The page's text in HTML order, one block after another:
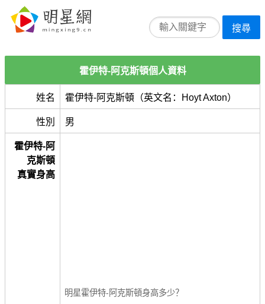
搜尋
霍伊特-阿克斯頓個人資料
姓名 霍伊特-阿克斯頓（英文名：Hoyt Axton）
性別 男
霍伊特-阿
克斯頓
真實身高
明星霍伊特-阿克斯頓身高多少？